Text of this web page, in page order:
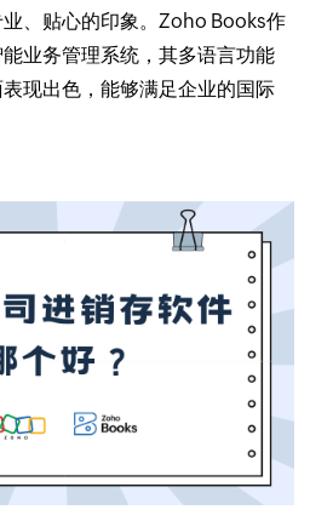
、贴心的印象。Zoho Books作
业务管理系统，其多语言功能
现出色，能够满足企业的国际